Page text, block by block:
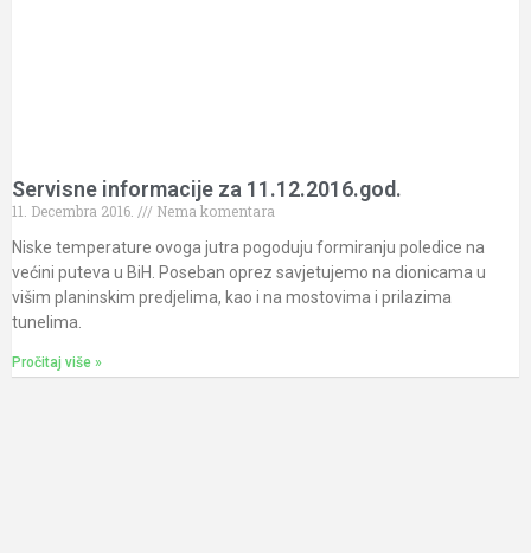
Servisne informacije za 11.12.2016.god.
11. Decembra 2016.
Nema komentara
Niske temperature ovoga jutra pogoduju formiranju poledice na
većini puteva u BiH. Poseban oprez savjetujemo na dionicama u
višim planinskim predjelima, kao i na mostovima i prilazima
tunelima.
Pročitaj više »